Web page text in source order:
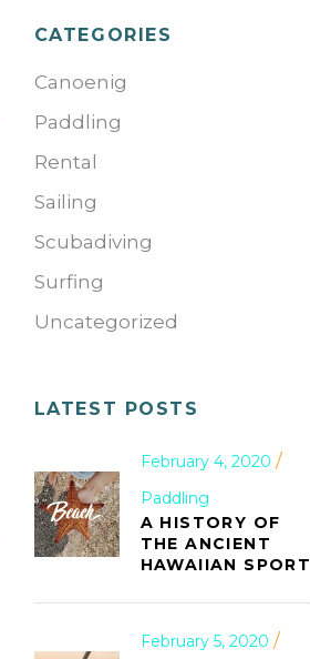
CATEGORIES
Canoenig
Paddling
Rental
Sailing
Scubadiving
Surfing
Uncategorized
LATEST POSTS
February 4, 2020
Paddling
A HISTORY OF
THE ANCIENT
HAWAIIAN SPORT
February 5, 2020